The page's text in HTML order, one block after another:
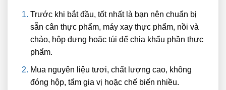
Trước khi bắt đầu, tốt nhất là bạn nên chuẩn bị
sẵn cân thực phẩm, máy xay thực phẩm, nồi và
chảo, hộp đựng hoặc túi để chia khẩu phần thực
phẩm.
Mua nguyên liệu tươi, chất lượng cao, không
đóng hộp, tẩm gia vị hoặc chế biến nhiều.